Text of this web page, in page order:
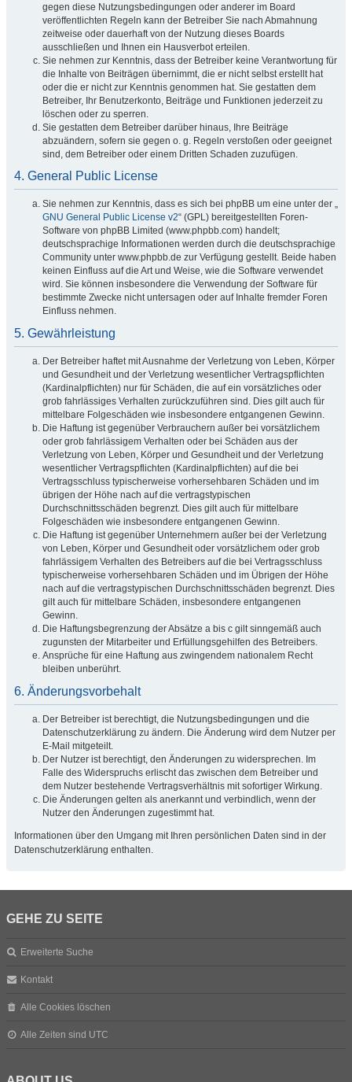
gegen diese Nutzungsbedingungen oder anderer im Board
veröffentlichten Regeln kann der Betreiber Sie nach Abmahnung
zeitweise oder dauerhaft von der Nutzung dieses Boards
ausschließen und Ihnen ein Hausverbot erteilen.
Sie nehmen zur Kenntnis, dass der Betreiber keine Verantwortung für
die Inhalte von Beiträgen übernimmt, die er nicht selbst erstellt hat
oder die er nicht zur Kenntnis genommen hat. Sie gestatten dem
Betreiber, Ihr Benutzerkonto, Beiträge und Funktionen jederzeit zu
löschen oder zu sperren.
Sie gestatten dem Betreiber darüber hinaus, Ihre Beiträge
abzuändern, sofern sie gegen o. g. Regeln verstoßen oder geeignet
sind, dem Betreiber oder einem Dritten Schaden zuzufügen.
4. General Public License
Sie nehmen zur Kenntnis, dass es sich bei phpBB um eine unter der „
GNU General Public License v2“ (GPL) bereitgestellten Foren-
Software von phpBB Limited (www.phpbb.com) handelt;
deutschsprachige Informationen werden durch die deutschsprachige
Community unter www.phpbb.de zur Verfügung gestellt. Beide haben
keinen Einfluss auf die Art und Weise, wie die Software verwendet
wird. Sie können insbesondere die Verwendung der Software für
bestimmte Zwecke nicht untersagen oder auf Inhalte fremder Foren
Einfluss nehmen.
5. Gewährleistung
Der Betreiber haftet mit Ausnahme der Verletzung von Leben, Körper
und Gesundheit und der Verletzung wesentlicher Vertragspflichten
(Kardinalpflichten) nur für Schäden, die auf ein vorsätzliches oder
grob fahrlässiges Verhalten zurückzuführen sind. Dies gilt auch für
mittelbare Folgeschäden wie insbesondere entgangenen Gewinn.
Die Haftung ist gegenüber Verbrauchern außer bei vorsätzlichem
oder grob fahrlässigem Verhalten oder bei Schäden aus der
Verletzung von Leben, Körper und Gesundheit und der Verletzung
wesentlicher Vertragspflichten (Kardinalpflichten) auf die bei
Vertragsschluss typischerweise vorhersehbaren Schäden und im
übrigen der Höhe nach auf die vertragstypischen
Durchschnittsschäden begrenzt. Dies gilt auch für mittelbare
Folgeschäden wie insbesondere entgangenen Gewinn.
Die Haftung ist gegenüber Unternehmern außer bei der Verletzung
von Leben, Körper und Gesundheit oder vorsätzlichem oder grob
fahrlässigem Verhalten des Betreibers auf die bei Vertragsschluss
typischerweise vorhersehbaren Schäden und im Übrigen der Höhe
nach auf die vertragstypischen Durchschnittsschäden begrenzt. Dies
gilt auch für mittelbare Schäden, insbesondere entgangenen
Gewinn.
Die Haftungsbegrenzung der Absätze a bis c gilt sinngemäß auch
zugunsten der Mitarbeiter und Erfüllungsgehilfen des Betreibers.
Ansprüche für eine Haftung aus zwingendem nationalem Recht
bleiben unberührt.
6. Änderungsvorbehalt
Der Betreiber ist berechtigt, die Nutzungsbedingungen und die
Datenschutzerklärung zu ändern. Die Änderung wird dem Nutzer per
E-Mail mitgeteilt.
Der Nutzer ist berechtigt, den Änderungen zu widersprechen. Im
Falle des Widerspruchs erlischt das zwischen dem Betreiber und
dem Nutzer bestehende Vertragsverhältnis mit sofortiger Wirkung.
Die Änderungen gelten als anerkannt und verbindlich, wenn der
Nutzer den Änderungen zugestimmt hat.
Informationen über den Umgang mit Ihren persönlichen Daten sind in der
Datenschutzerklärung enthalten.
GEHE ZU SEITE
Erweiterte Suche
Kontakt
Alle Cookies löschen
Alle Zeiten sind UTC